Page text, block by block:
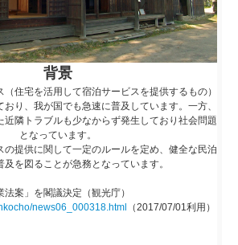
背景
住宅を活用して宿泊サービスを提供するもの）
り、我が国でも急速に普及しています。一方、
近隣トラブルも少なからず発生しており社会問題
となっています。
の提供に関して一定のルールを定め、健全な民泊
及を図ることが急務となっています。
案」を閣議決定（観光庁）
news06_000318.html
（2017/07/01利用）